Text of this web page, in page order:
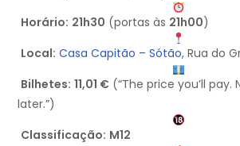
Horário: 21h30 (portas às 21h00)
Local: Casa Capitão – Sótão, Rua do
Bilhetes: 11,01 € (“The price you’ll pay.
later.”)
Classificação: M12